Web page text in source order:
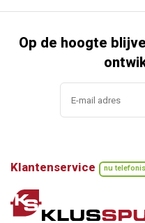
Op de hoogte
Klantenservice nu